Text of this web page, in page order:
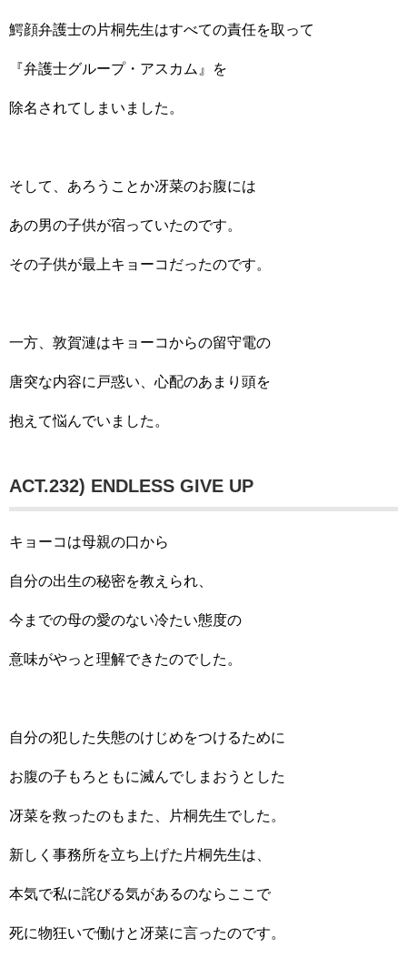
鰐顔弁護士の片桐先生はすべての責任を取って
『弁護士グループ・アスカム』を
除名されてしまいました。
そして、あろうことか冴菜のお腹には
あの男の子供が宿っていたのです。
その子供が最上キョーコだったのです。
一方、敦賀漣はキョーコからの留守電の
唐突な内容に戸惑い、心配のあまり頭を
抱えて悩んでいました。
ACT.232) ENDLESS GIVE UP
キョーコは母親の口から
自分の出生の秘密を教えられ、
今までの母の愛のない冷たい態度の
意味がやっと理解できたのでした。
自分の犯した失態のけじめをつけるために
お腹の子もろともに滅んでしまおうとした
冴菜を救ったのもまた、片桐先生でした。
新しく事務所を立ち上げた片桐先生は、
本気で私に詫びる気があるのならここで
死に物狂いで働けと冴菜に言ったのです。